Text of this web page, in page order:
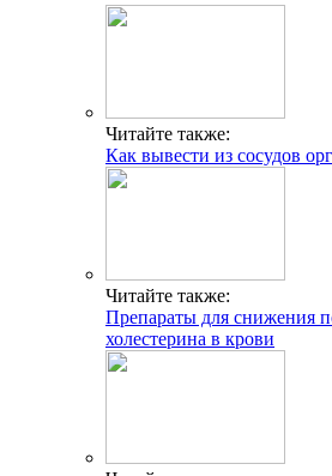
Читайте также:
Как вывести из сосудов
Читайте также:
Препараты для снижения
холестерина в крови